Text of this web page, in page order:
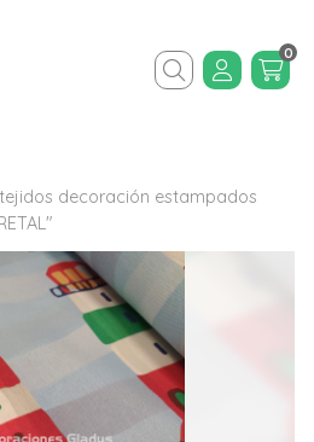
Buscar
0
tejidos decoración estampados